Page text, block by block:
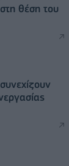
θέση του